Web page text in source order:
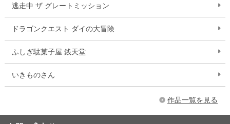
逃走中 ザ グレートミッション
ドラゴンクエスト ダイの大冒険
ふしぎ駄菓子屋 銭天堂
いきものさん
作品一覧を見る